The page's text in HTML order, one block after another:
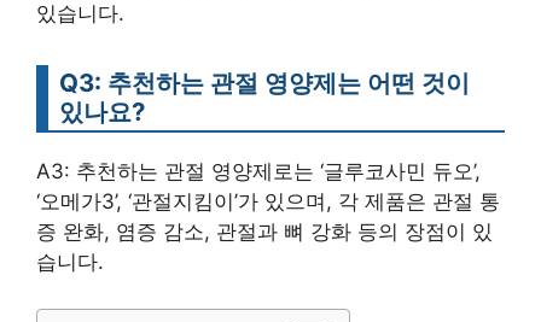
있습니다.
Q3: 추천하는 관절 영양제는 어떤 것이
있나요?
A3: 추천하는 관절 영양제로는 ‘글루코사민 듀오’,
‘오메가3’, ‘관절지킴이’가 있으며, 각 제품은 관절 통
증 완화, 염증 감소, 관절과 뼈 강화 등의 장점이 있
습니다.